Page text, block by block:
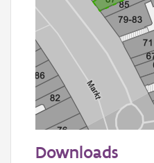
Informatie Vlaanderen
Downloads